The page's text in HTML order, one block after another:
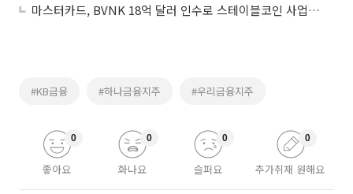
마스터카드, BVNK 18억 달러 인수로 스테이블코인 사업 본격 확장
#KB금융 #하나금융지주 #우리금융지주
좋아요
0
화나요
0
슬퍼요
0
추가취재 원해요
0